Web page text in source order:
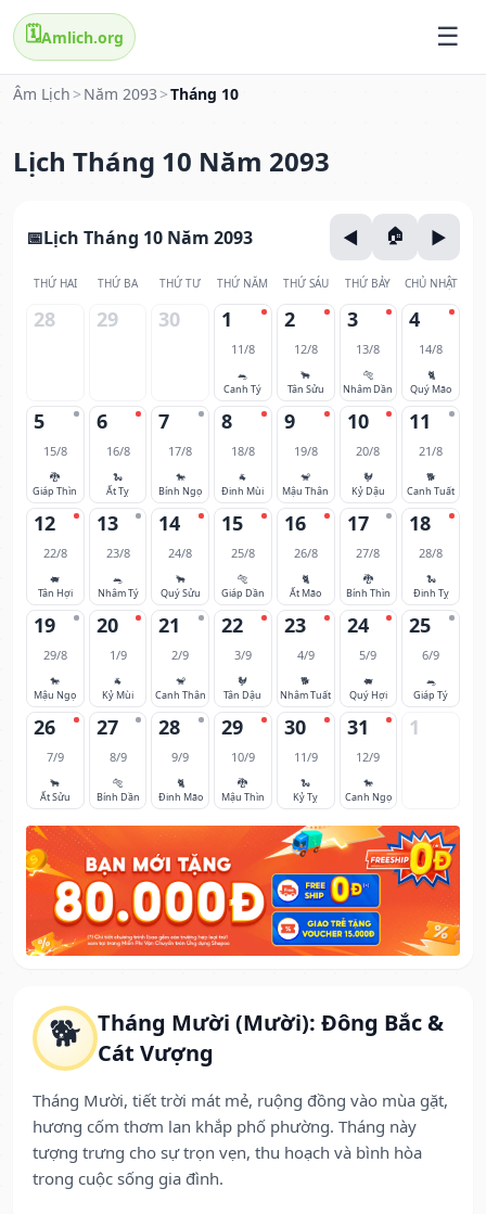
🗓️Amlich.org
Âm Lịch > Năm 2093 >Tháng 10
Lịch Tháng 10 Năm 2093
🐕 Tháng Mười (Mười): Đông Bắc &
Cát Vượng
Tháng Mười, tiết trời mát mẻ, ruộng đồng vào mùa gặt,
hương cốm thơm lan khắp phố phường. Tháng này
tượng trưng cho sự trọn vẹn, thu hoạch và bình hòa
trong cuộc sống gia đình.
Lịch Tháng 10 Năm 2093
THỨ HAI THỨ BA THỨ TƯ THỨ NĂM THỨ SÁU THỨ BẢY CHỦ NHẬT
28 29 30 1
11/8
🐀
Canh Tý
2
12/8
🐂
Tân Sửu
3
13/8
🐅
Nhâm Dần
4
14/8
🐈
Quý Mão
5
15/8
🐉
Giáp Thìn
6
16/8
🐍
Ất Tỵ
7
17/8
🐎
Bính Ngọ
8
18/8
🐐
Đinh Mùi
9
19/8
🐒
Mậu Thân
10
20/8
🐓
Kỷ Dậu
11
21/8
🐕
Canh Tuất
12
22/8
🐖
Tân Hợi
13
23/8
🐀
Nhâm Tý
14
24/8
🐂
Quý Sửu
15
25/8
🐅
Giáp Dần
16
26/8
🐈
Ất Mão
17
27/8
🐉
Bính Thìn
18
28/8
🐍
Đinh Tỵ
19
29/8
🐎
Mậu Ngọ
20
1/9
🐐
Kỷ Mùi
21
2/9
🐒
Canh Thân
22
3/9
🐓
Tân Dậu
23
4/9
🐕
Nhâm Tuất
24
5/9
🐖
Quý Hợi
25
6/9
🐀
Giáp Tý
26
7/9
🐂
Ất Sửu
27
8/9
🐅
Bính Dần
28
9/9
🐈
Đinh Mão
29
10/9
🐉
Mậu Thìn
30
11/9
🐍
Kỷ Tỵ
31
12/9
🐎
Canh Ngọ
1